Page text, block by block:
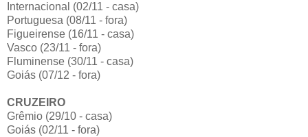
Internacional (02/11 - casa)
Portuguesa (08/11 - fora)
Figueirense (16/11 - casa)
Vasco (23/11 - fora)
Fluminense (30/11 - casa)
Goiás (07/12 - fora)
CRUZEIRO
Grêmio (29/10 - casa)
Goiás (02/11 - fora)